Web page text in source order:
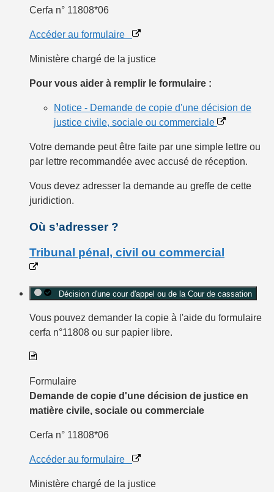
Cerfa n° 11808*06
Accéder au formulaire
Ministère chargé de la justice
Pour vous aider à remplir le formulaire :
Notice - Demande de copie d'une décision de
justice civile, sociale ou commerciale
Votre demande peut être faite par une simple lettre ou
par lettre recommandée avec accusé de réception.
Vous devez adresser la demande au greffe de cette
juridiction.
Où s’adresser ?
Tribunal pénal, civil ou commercial
Décision d'une cour d'appel ou de la Cour de cassation
Vous pouvez demander la copie à l'aide du formulaire
cerfa n°11808 ou sur papier libre.
Formulaire
Demande de copie d'une décision de justice en
matière civile, sociale ou commerciale
Cerfa n° 11808*06
Accéder au formulaire
Ministère chargé de la justice